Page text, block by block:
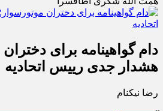
دام گواهینامه برای
هشدار جدی رییس اتحادیه
رضا نیکنام